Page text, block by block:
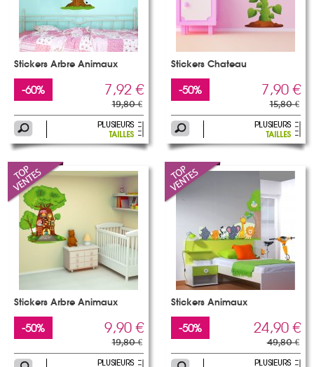
Stickers Arbre Animaux
-60% 7,92 €
19,80 €
Stickers Chateau
-50% 7,90 €
15,80 €
Stickers Arbre Animaux
-50% 9,90 €
19,80 €
Stickers Animaux
-50% 24,90 €
49,80 €